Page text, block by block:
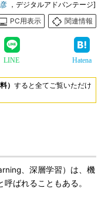
，デジタルアドバンテージ]
PC用表示
関連情報
LINE Hatena
） すると全てご覧いただけ
、深層学習）は、機
呼ばれることもある。